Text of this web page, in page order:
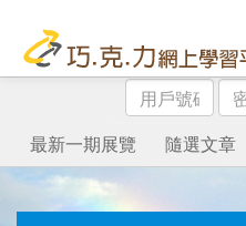
用
戶
號
碼
密
碼
最新一期展覽
隨選文章